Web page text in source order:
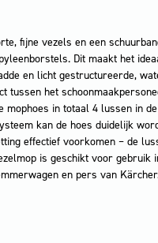
fijne vezels en een
Dit maakt het
en licht gestructureerde,
tussen het
mophoes in totaal 4 lussen in
kan de hoes duidelijk
effectief voorkomen – de
is geschikt voor gebruik
en pers van